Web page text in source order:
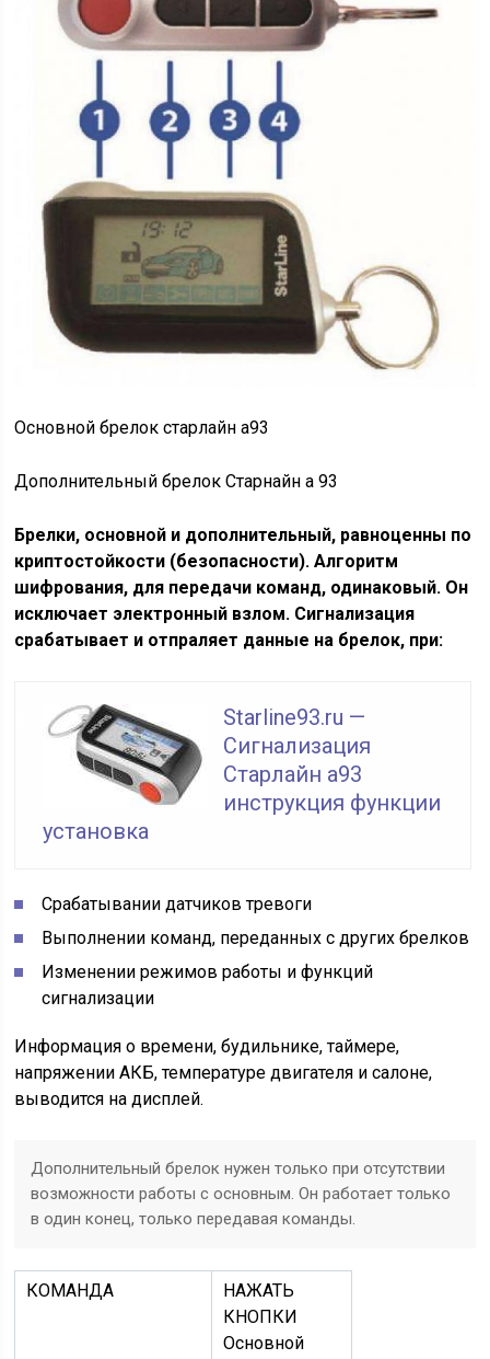
Основной брелок старлайн а93
Дополнительный брелок Старнайн а 93
Брелки, основной и дополнительный, равноценны по
криптостойкости (безопасности). Алгоритм
шифрования, для передачи команд, одинаковый. Он
исключает электронный взлом. Сигнализация
срабатывает и отпраляет данные на брелок, при:
Starline93.ru —
Сигнализация
Старлайн а93
инструкция функции
установка
Срабатывании датчиков тревоги
Выполнении команд, переданных с других брелков
Изменении режимов работы и функций
сигнализации
Информация о времени, будильнике, таймере,
напряжении АКБ, температуре двигателя и салоне,
выводится на дисплей.
Дополнительный брелок нужен только при отсутствии
возможности работы с основным. Он работает только
в один конец, только передавая команды.
КОМАНДА
НАЖАТЬ
КНОПКИ
Основной